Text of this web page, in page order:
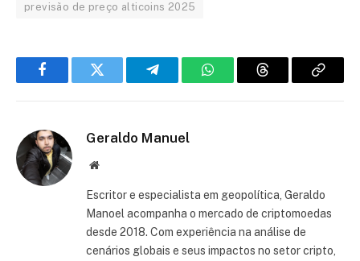
previsão de preço alticoins 2025
FacebookTwitter TelegramWhatsAppThreads Copiar
Geraldo Manuel
Site
Escritor e especialista em geopolítica, Geraldo
Manoel acompanha o mercado de criptomoedas
desde 2018. Com experiência na análise de
cenários globais e seus impactos no setor cripto,